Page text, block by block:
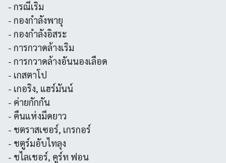
- กรณีเริม
- กองกำลังพายุ
- กองกำลังอิสระ
- การกวาดล้างเริม
- การกวาดล้างอันนองเลือด
- เกสตาโป
- เกอริง, แฮร์มันน์
- ค่ายกักกัน
- คืนแห่งมีดยาว
- ชตราสเซอร์, เกรกอร์
- ชตูร์มอับไทลุง
- ชไลเชอร์, คูร์ท ฟอน